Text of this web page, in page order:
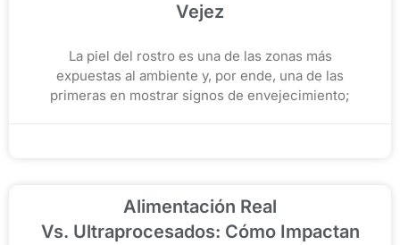
Vejez
La piel del rostro es una de las zonas más
expuestas al ambiente y, por ende, una de las
primeras en mostrar signos de envejecimiento;
Alimentación Real
Vs. Ultraprocesados: Cómo Impactan